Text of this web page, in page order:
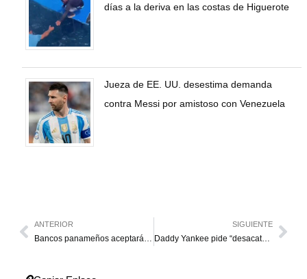
días a la deriva en las costas de Higuerote
Jueza de EE. UU. desestima demanda
contra Messi por amistoso con Venezuela
ANTERIOR
Bancos panameños aceptarán pasaporte vencido de los venezolanos para realizar operaciones
SIGUIENTE
Daddy Yankee pide “desacato” contra su esposa y cuñada por incumplir acuerdo judicial